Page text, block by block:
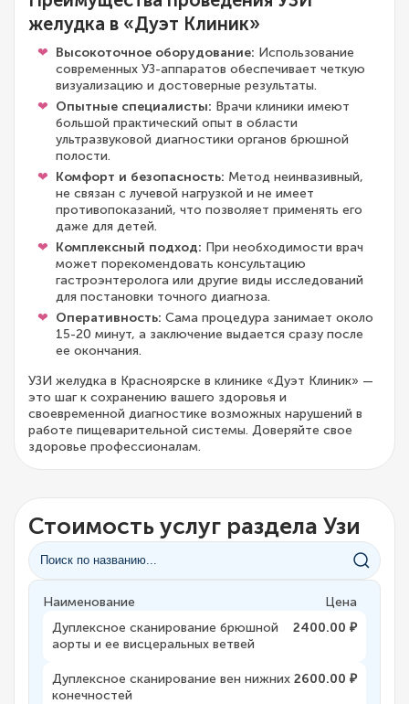
желудка в «Дуэт Клиник»
Высокоточное оборудование: Использование
современных УЗ-аппаратов обеспечивает четкую
визуализацию и достоверные результаты.
Опытные специалисты: Врачи клиники имеют
большой практический опыт в области
ультразвуковой диагностики органов брюшной
полости.
Комфорт и безопасность: Метод неинвазивный,
не связан с лучевой нагрузкой и не имеет
противопоказаний, что позволяет применять его
даже для детей.
Комплексный подход: При необходимости врач
может порекомендовать консультацию
гастроэнтеролога или другие виды исследований
для постановки точного диагноза.
Оперативность: Сама процедура занимает около
15-20 минут, а заключение выдается сразу после
ее окончания.
УЗИ желудка в Красноярске в клинике «Дуэт Клиник» —
это шаг к сохранению вашего здоровья и
своевременной диагностике возможных нарушений в
работе пищеварительной системы. Доверяйте свое
здоровье профессионалам.
Стоимость услуг раздела Узи
Наименование
Цена
Дуплексное сканирование брюшной
аорты и ее висцеральных ветвей
2400.00 ₽
Дуплексное сканирование вен нижних
конечностей
2600.00 ₽